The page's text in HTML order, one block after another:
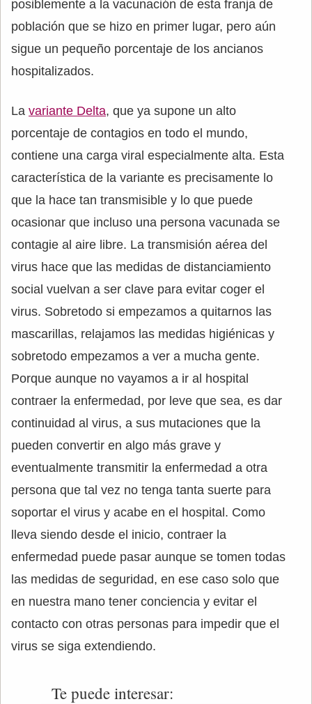
posiblemente a la vacunación de esta franja de
población que se hizo en primer lugar, pero aún
sigue un pequeño porcentaje de los ancianos
hospitalizados.
La variante Delta, que ya supone un alto
porcentaje de contagios en todo el mundo,
contiene una carga viral especialmente alta. Esta
característica de la variante es precisamente lo
que la hace tan transmisible y lo que puede
ocasionar que incluso una persona vacunada se
contagie al aire libre. La transmisión aérea del
virus hace que las medidas de distanciamiento
social vuelvan a ser clave para evitar coger el
virus. Sobretodo si empezamos a quitarnos las
mascarillas, relajamos las medidas higiénicas y
sobretodo empezamos a ver a mucha gente.
Porque aunque no vayamos a ir al hospital
contraer la enfermedad, por leve que sea, es dar
continuidad al virus, a sus mutaciones que la
pueden convertir en algo más grave y
eventualmente transmitir la enfermedad a otra
persona que tal vez no tenga tanta suerte para
soportar el virus y acabe en el hospital. Como
lleva siendo desde el inicio, contraer la
enfermedad puede pasar aunque se tomen todas
las medidas de seguridad, en ese caso solo que
en nuestra mano tener conciencia y evitar el
contacto con otras personas para impedir que el
virus se siga extendiendo.
Te puede interesar: